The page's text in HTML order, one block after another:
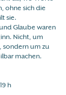
ohne sich die
sie.
Glaube waren
Nicht, um
sondern um zu
machen.
h